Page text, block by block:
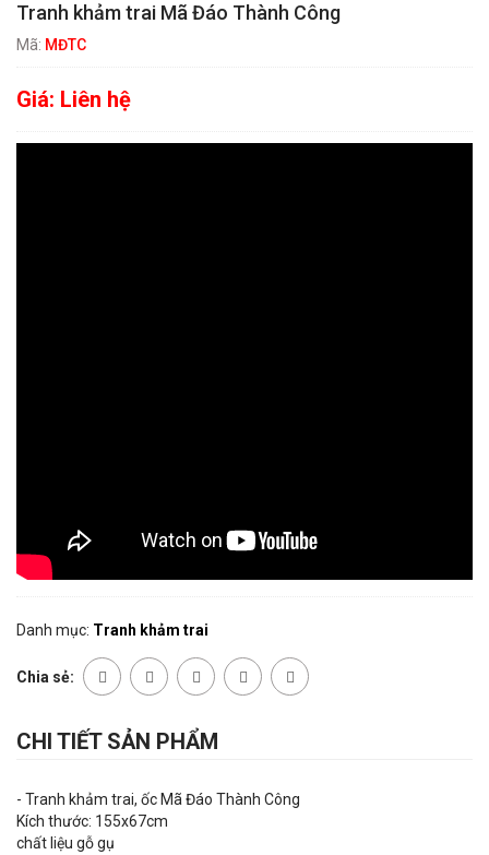
Tranh khảm trai Mã Đáo Thành Công
Mã: MĐTC
Giá: Liên hệ
Danh mục: Tranh khảm trai
Chia sẻ:
CHI TIẾT SẢN PHẨM
- Tranh khảm trai, ốc Mã Đáo Thành Công
Kích thước: 155x67cm
chất liệu gỗ gụ